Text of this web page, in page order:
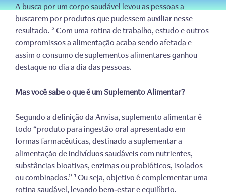
A busca por um corpo saudável levou as pessoas a
buscarem por produtos que pudessem auxiliar nesse
resultado. ³ Com uma rotina de trabalho, estudo e outros
compromissos a alimentação acaba sendo afetada e
assim o consumo de suplementos alimentares ganhou
destaque no dia a dia das pessoas.
Mas você sabe o que é um Suplemento Alimentar?
Segundo a definição da Anvisa, suplemento alimentar é
todo “produto para ingestão oral apresentado em
formas farmacêuticas, destinado a suplementar a
alimentação de indivíduos saudáveis com nutrientes,
substâncias bioativas, enzimas ou probióticos, isolados
ou combinados.” ¹ Ou seja, objetivo é complementar uma
rotina saudável, levando bem-estar e equilíbrio.